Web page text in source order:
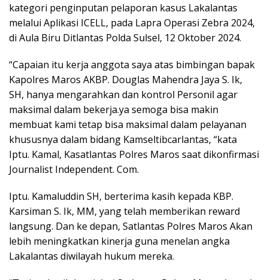
kategori penginputan pelaporan kasus Lakalantas
melalui Aplikasi ICELL, pada Lapra Operasi Zebra 2024,
di Aula Biru Ditlantas Polda Sulsel, 12 Oktober 2024.
“Capaian itu kerja anggota saya atas bimbingan bapak
Kapolres Maros AKBP. Douglas Mahendra Jaya S. Ik,
SH, hanya mengarahkan dan kontrol Personil agar
maksimal dalam bekerja.ya semoga bisa makin
membuat kami tetap bisa maksimal dalam pelayanan
khususnya dalam bidang Kamseltibcarlantas, “kata
Iptu. Kamal, Kasatlantas Polres Maros saat dikonfirmasi
Journalist Independent. Com.
Iptu. Kamaluddin SH, berterima kasih kepada KBP.
Karsiman S. Ik, MM, yang telah memberikan reward
langsung. Dan ke depan, Satlantas Polres Maros Akan
lebih meningkatkan kinerja guna menelan angka
Lakalantas diwilayah hukum mereka.